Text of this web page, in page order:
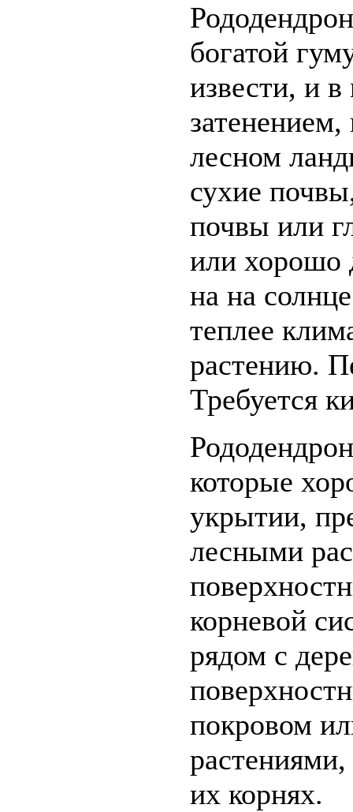
богатой
извести, и
лесном
сухие
почвы или
или хорошо
на на
теплее
растению.
Требуется
которые
укрытии,
лесными
корневой
рядом с
покровом
их корнях.